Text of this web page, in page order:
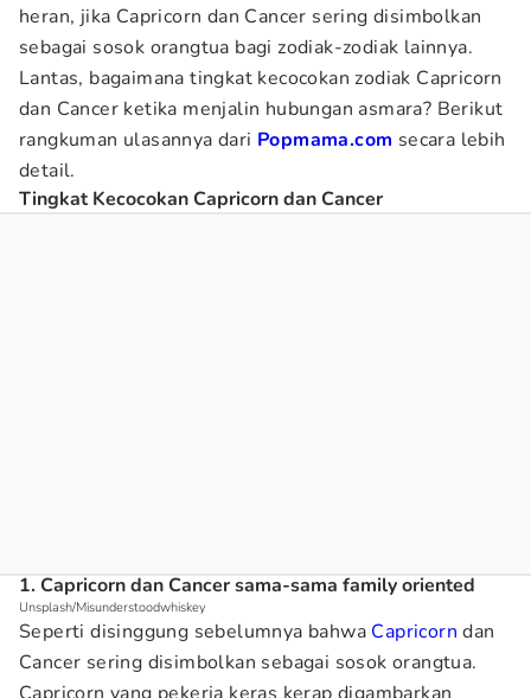
heran, jika Capricorn dan Cancer sering disimbolkan
sebagai sosok orangtua bagi zodiak-zodiak lainnya.
Lantas, bagaimana tingkat kecocokan zodiak Capricorn
dan Cancer ketika menjalin hubungan asmara? Berikut
rangkuman ulasannya dari Popmama.com secara lebih
detail.
Tingkat Kecocokan Capricorn dan Cancer
1. Capricorn dan Cancer sama-sama family oriented
Unsplash/Misunderstoodwhiskey
Seperti disinggung sebelumnya bahwa Capricorn dan
Cancer sering disimbolkan sebagai sosok orangtua.